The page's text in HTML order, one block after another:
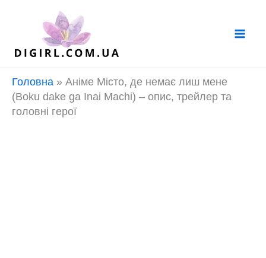
Головна » Аніме Місто, де немає лиш мене
(Boku dake ga Inai Machi) – опис, трейлер та
головні герої